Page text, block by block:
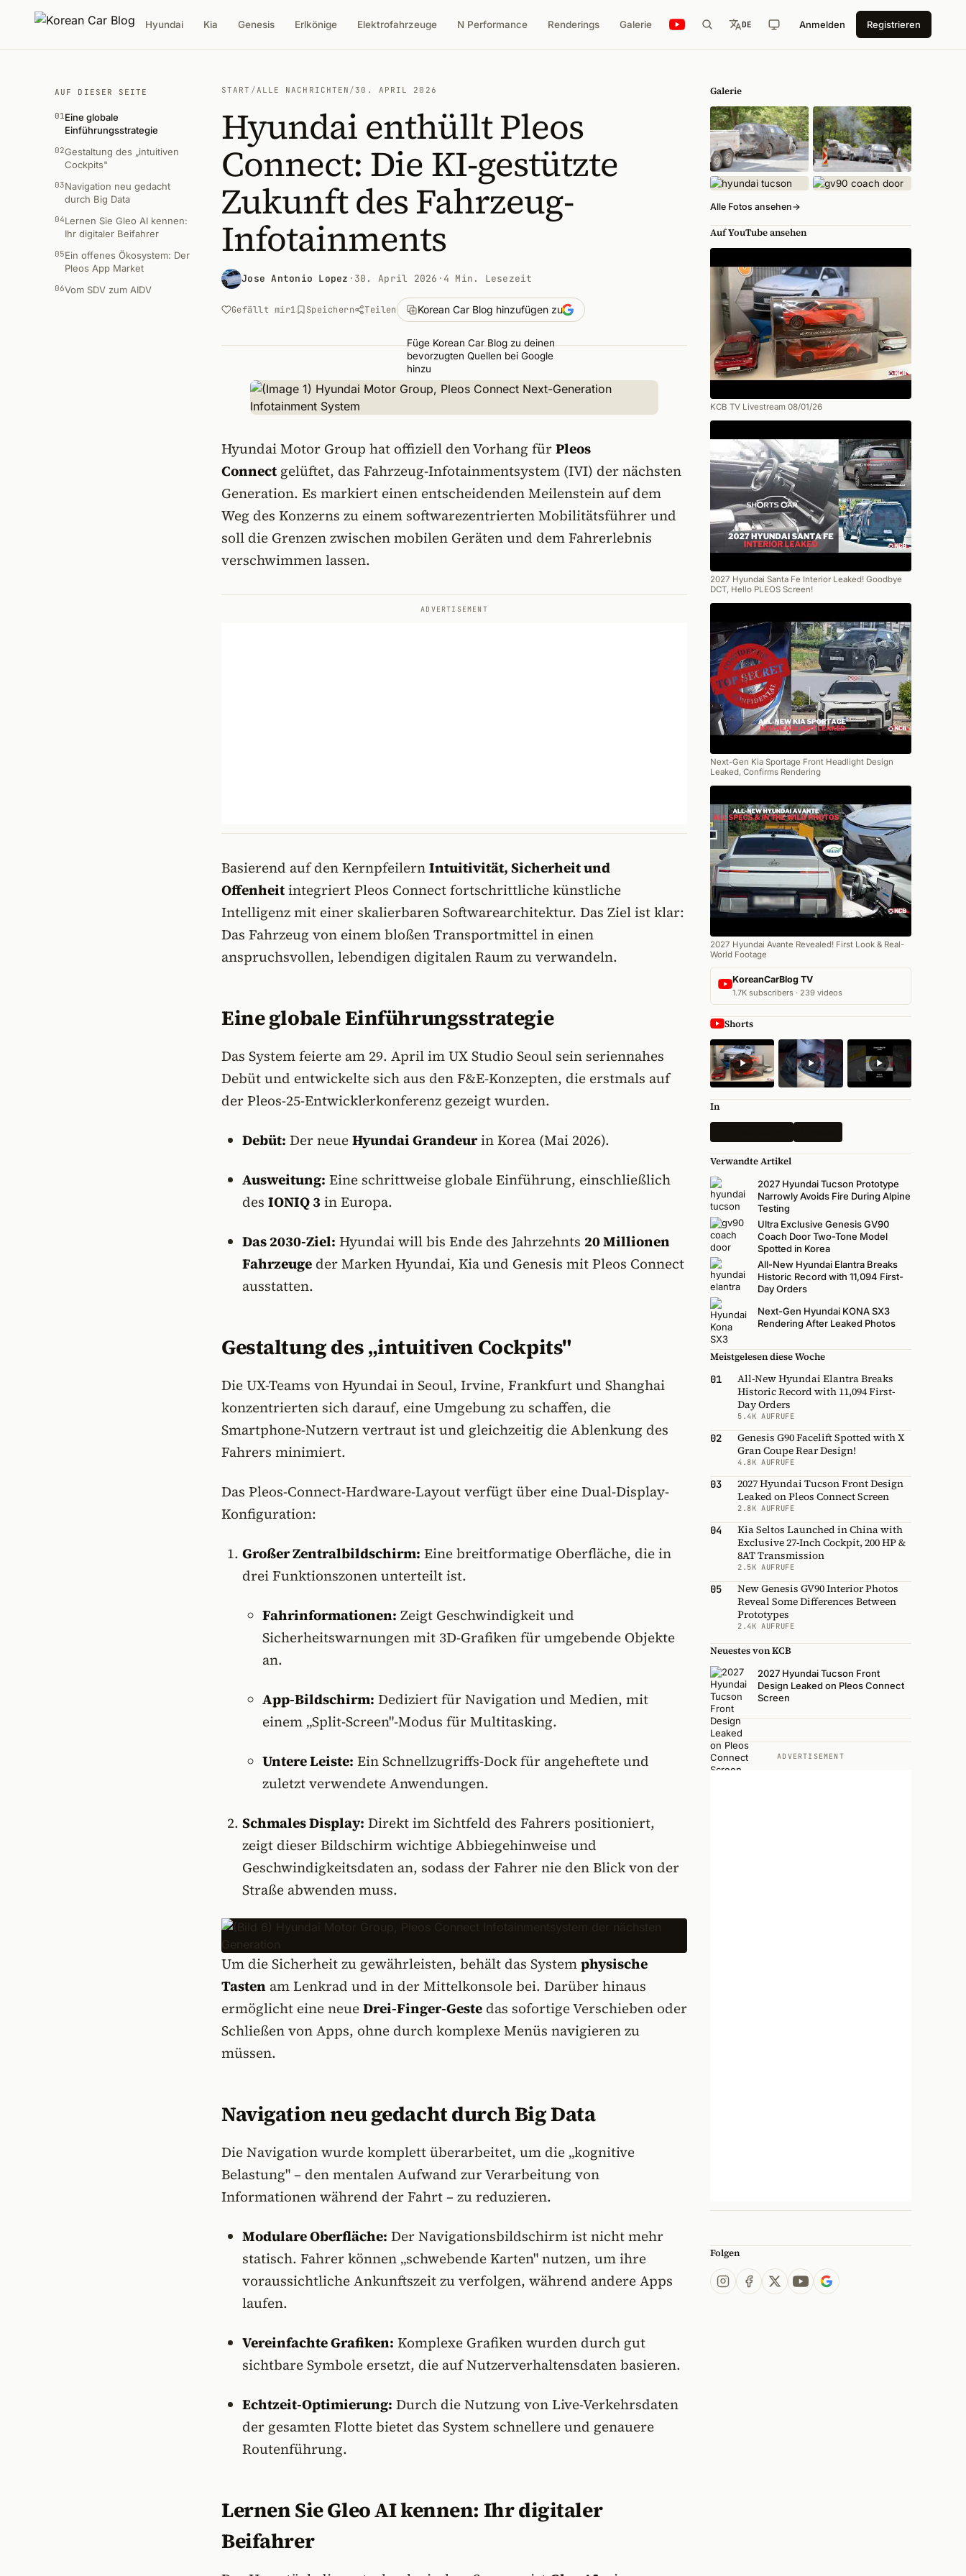
Hyundai Kia Genesis Erlkönige Elektrofahrzeuge N Performance Renderings Galerie DE Anmelden Registrieren
AUF DIESER SEITE
01Eine globale
Einführungsstrategie
02Gestaltung des „intuitiven
Cockpits"
03Navigation neu gedacht
durch Big Data
04Lernen Sie Gleo AI kennen:
Ihr digitaler Beifahrer
05Ein offenes Ökosystem: Der
Pleos App Market
06Vom SDV zum AIDV
START /ALLE NACHRICHTEN / 30. APRIL 2026
Hyundai enthüllt Pleos
Connect: Die KI-gestützte
Zukunft des Fahrzeug-
Infotainments
Jose Antonio Lopez · 30. April 2026 · 4 Min. Lesezeit
Gefällt mir1 Speichern Teilen Korean Car Blog hinzufügen zu
Füge Korean Car Blog zu deinen
bevorzugten Quellen bei Google
hinzu
Hyundai Motor Group hat offiziell den Vorhang fürPleos
Connect gelüftet, das Fahrzeug-Infotainmentsystem (IVI) der nächsten
Generation. Es markiert einen entscheidenden Meilenstein auf dem
Weg des Konzerns zu einem softwarezentrierten Mobilitätsführer und
soll die Grenzen zwischen mobilen Geräten und dem Fahrerlebnis
verschwimmen lassen.
ADVERTISEMENT
Basierend auf den KernpfeilernIntuitivität, Sicherheit und
Offenheitintegriert Pleos Connect fortschrittliche künstliche
Intelligenz mit einer skalierbaren Softwarearchitektur. Das Ziel ist klar:
Das Fahrzeug von einem bloßen Transportmittel in einen
anspruchsvollen, lebendigen digitalen Raum zu verwandeln.
Eine globale Einführungsstrategie
Das System feierte am 29. April im UX Studio Seoul sein seriennahes
Debüt und entwickelte sich aus den F&E-Konzepten, die erstmals auf
der Pleos-25-Entwicklerkonferenz gezeigt wurden.
Debüt: Der neueHyundai Grandeurin Korea (Mai 2026).
Ausweitung: Eine schrittweise globale Einführung, einschließlich
des IONIQ 3 in Europa.
Das 2030-Ziel: Hyundai will bis Ende des Jahrzehnts 20 Millionen
Fahrzeugeder Marken Hyundai, Kia und Genesis mit Pleos Connect
ausstatten.
Gestaltung des „intuitiven Cockpits"
Die UX-Teams von Hyundai in Seoul, Irvine, Frankfurt und Shanghai
konzentrierten sich darauf, eine Umgebung zu schaffen, die
Smartphone-Nutzern vertraut ist und gleichzeitig die Ablenkung des
Fahrers minimiert.
Das Pleos-Connect-Hardware-Layout verfügt über eine Dual-Display-
Konfiguration:
Großer Zentralbildschirm: Eine breitformatige Oberfläche, die in
drei Funktionszonen unterteilt ist.
Fahrinformationen: Zeigt Geschwindigkeit und
Sicherheitswarnungen mit 3D-Grafiken für umgebende Objekte
an.
App-Bildschirm: Dediziert für Navigation und Medien, mit
einem „Split-Screen"-Modus für Multitasking.
Untere Leiste: Ein Schnellzugriffs-Dock für angeheftete und
zuletzt verwendete Anwendungen.
Schmales Display: Direkt im Sichtfeld des Fahrers positioniert,
zeigt dieser Bildschirm wichtige Abbiegehinweise und
Geschwindigkeitsdaten an, sodass der Fahrer nie den Blick von der
Straße abwenden muss.
Um die Sicherheit zu gewährleisten, behält das Systemphysische
Tasten am Lenkrad und in der Mittelkonsole bei. Darüber hinaus
ermöglicht eine neueDrei-Finger-Geste das sofortige Verschieben oder
Schließen von Apps, ohne durch komplexe Menüs navigieren zu
müssen.
Navigation neu gedacht durch Big Data
Die Navigation wurde komplett überarbeitet, um die „kognitive
Belastung" – den mentalen Aufwand zur Verarbeitung von
Informationen während der Fahrt – zu reduzieren.
Modulare Oberfläche: Der Navigationsbildschirm ist nicht mehr
statisch. Fahrer können „schwebende Karten" nutzen, um ihre
voraussichtliche Ankunftszeit zu verfolgen, während andere Apps
laufen.
Vereinfachte Grafiken: Komplexe Grafiken wurden durch gut
sichtbare Symbole ersetzt, die auf Nutzerverhaltensdaten basieren.
Echtzeit-Optimierung: Durch die Nutzung von Live-Verkehrsdaten
der gesamten Flotte bietet das System schnellere und genauere
Routenführung.
Lernen Sie Gleo AI kennen: Ihr digitaler
Beifahrer
Galerie
Alle Fotos ansehen→
Auf YouTube ansehen
KCB TV Livestream 08/01/26
2027 Hyundai Santa Fe Interior Leaked! Goodbye
DCT, Hello PLEOS Screen!
Next-Gen Kia Sportage Front Headlight Design
Leaked, Confirms Rendering
2027 Hyundai Avante Revealed! First Look & Real-
World Footage
KoreanCarBlog TV
1.7K subscribers · 239 videos
Shorts
In
Verwandte Artikel
2027 Hyundai Tucson Prototype
Narrowly Avoids Fire During Alpine
Testing
Ultra Exclusive Genesis GV90
Coach Door Two-Tone Model
Spotted in Korea
All-New Hyundai Elantra Breaks
Historic Record with 11,094 First-
Day Orders
Next-Gen Hyundai KONA SX3
Rendering After Leaked Photos
Meistgelesen diese Woche
01
All-New Hyundai Elantra Breaks
Historic Record with 11,094 First-
Day Orders
5.4K AUFRUFE
02
Genesis G90 Facelift Spotted with X
Gran Coupe Rear Design!
4.8K AUFRUFE
03
2027 Hyundai Tucson Front Design
Leaked on Pleos Connect Screen
2.8K AUFRUFE
04
Kia Seltos Launched in China with
Exclusive 27-Inch Cockpit, 200 HP &
8AT Transmission
2.5K AUFRUFE
05
New Genesis GV90 Interior Photos
Reveal Some Differences Between
Prototypes
2.4K AUFRUFE
Neuestes von KCB
2027 Hyundai Tucson Front
Design Leaked on Pleos Connect
Screen
ADVERTISEMENT
Folgen